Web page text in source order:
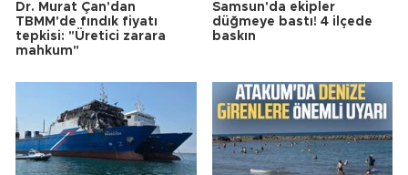
Dr. Murat Çan'dan
TBMM'de fındık fiyatı
tepkisi: "Üretici zarara
mahkum"
Samsun'da ekipler
düğmeye bastı! 4 ilçede
baskın